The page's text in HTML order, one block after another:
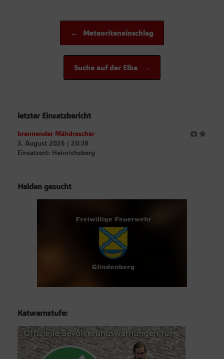
← Meteoriteneinschlag
Suche auf der Elbe →
letzter Einsatzbericht
brennender Mähdrescher
3. August 2026 | 20:38
Einsatzort: Heinrichsberg
Helden gesucht
Katwarnstufe: